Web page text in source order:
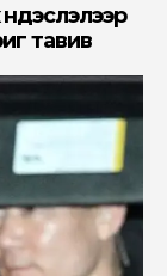
тавив